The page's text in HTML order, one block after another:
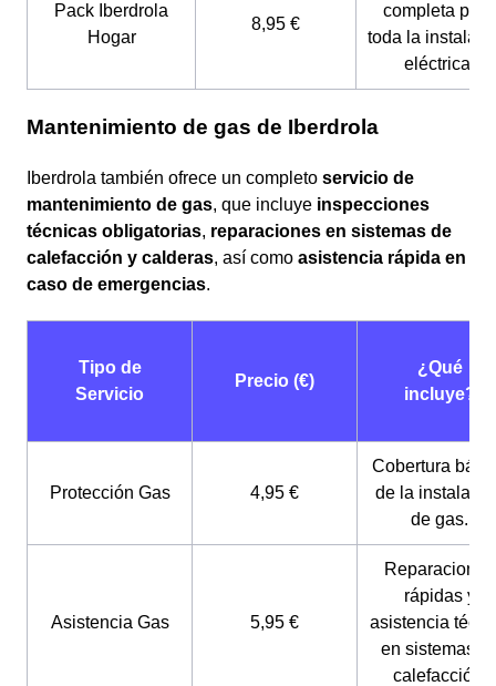
Pack Iberdrola
Hogar
8,95 €
completa para
toda la
eléctrica.
Mantenimiento de gas de Iberdrola
Iberdrola también ofrece un completo servicio de
mantenimiento de gas, que incluye inspecciones
técnicas obligatorias, reparaciones en sistemas de
calefacción y calderas, así como asistencia rápida en
caso de emergencias.
Tipo de
Servicio
Precio (€)
¿Qué
incluye?
Protección Gas 4,95 €
Cobertura
de la
de gas.
Asistencia Gas 5,95 €
Reparaciones
rápidas y
asistencia
en sistemas
calefacción.